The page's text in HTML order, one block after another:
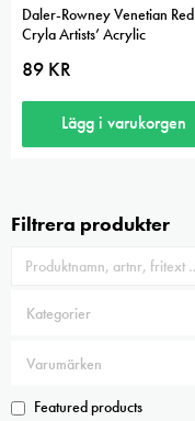
Daler-Rowney Venetian Red
Cryla Artists’ Acrylic
89 KR
Lägg i varukorgen
Filtrera produkter
Featured products